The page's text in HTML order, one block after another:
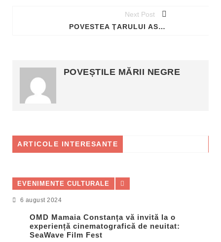
Next Post
POVESTEA ŢARULUI ASPARUH ŞI BĂTĂLIA DE LA ONGALA, DIN DELTA DUNĂRII!
POVEȘTILE MĂRII NEGRE
ARTICOLE INTERESANTE
EVENIMENTE CULTURALE
6 august 2024
OMD Mamaia Constanța vă invită la o
experiență cinematografică de neuitat:
SeaWave Film Fest